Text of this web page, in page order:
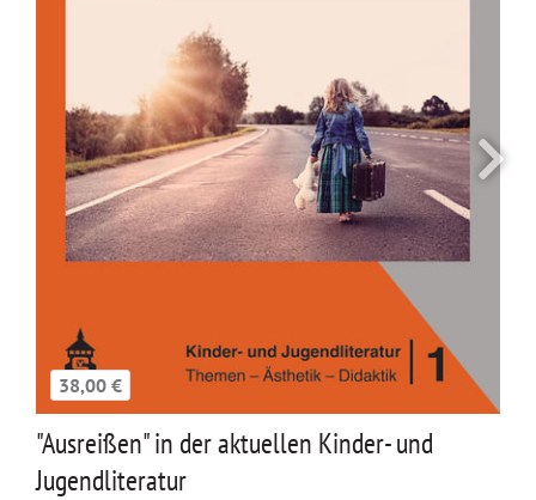
38,00 €
"Ausreißen" in der aktuellen Kinder- und
Jugendliteratur